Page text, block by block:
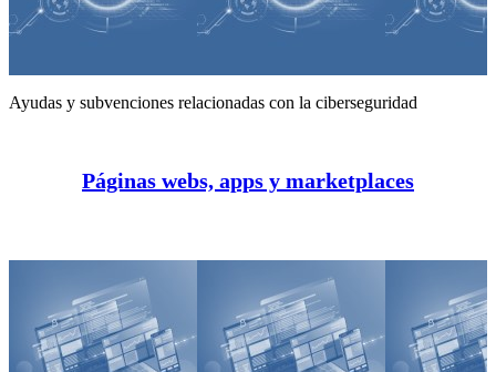
Ayudas y subvenciones relacionadas con la ciberseguridad
Páginas webs, apps y marketplaces